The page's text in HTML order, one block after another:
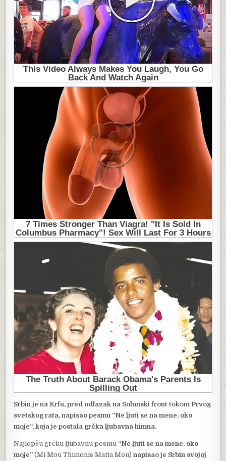
Srbin je na Krfu, pred odlazak na Solunski front tokom Prvog
svetskog rata, napisao pesmu “Ne ljuti se na mene, oko
moje“, koja je postala grčka ljubavna himna.
Najlepšu grčku ljubavnu pesmu “Ne ljuti se na mene, oko
moje” (Mi Mou Thimonis Matia Mou)napisao je Srbin svojoj